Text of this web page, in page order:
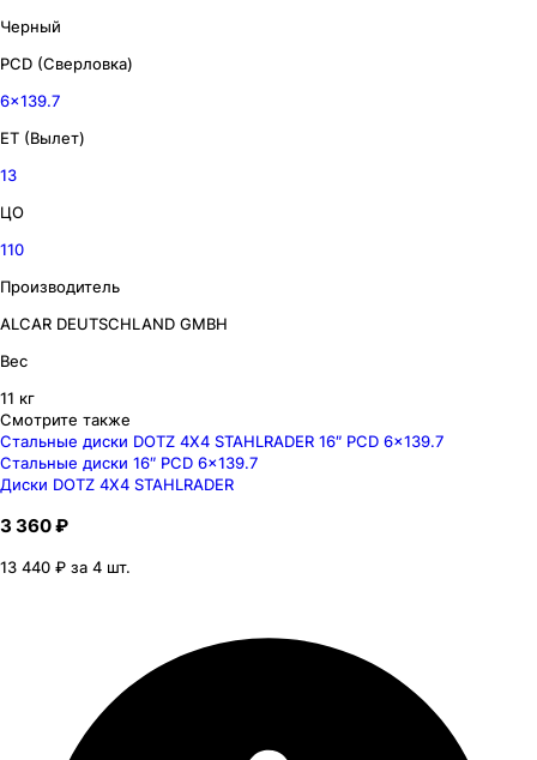
Черный
PCD (Сверловка)
6x139.7
ET (Вылет)
13
ЦО
110
Производитель
ALCAR DEUTSCHLAND GMBH
Вес
11 кг
Смотрите также
Стальные диски DOTZ 4X4 STAHLRADER 16″ PCD 6x139.7
Стальные диски 16″ PCD 6x139.7
Диски DOTZ 4X4 STAHLRADER
3 360 ₽
13 440 ₽ за 4 шт.